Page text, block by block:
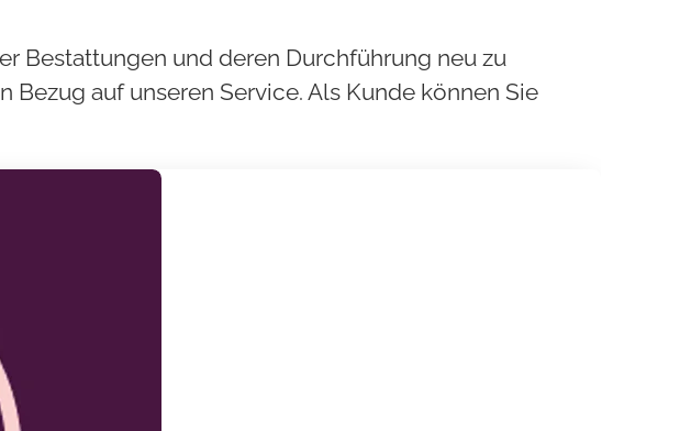
Bestattungen und deren Durchführung neu zu
Bezug auf unseren Service. Als Kunde können Sie